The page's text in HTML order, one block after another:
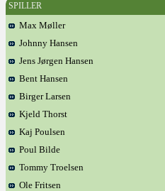
SPILLER
Max Møller
Johnny Hansen
Jens Jørgen Hansen
Bent Hansen
Birger Larsen
Kjeld Thorst
Kaj Poulsen
Poul Bilde
Tommy Troelsen
Ole Fritsen